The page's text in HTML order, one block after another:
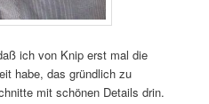
ich von Knip erst mal die
habe, das gründlich zu
mit schönen Details drin.